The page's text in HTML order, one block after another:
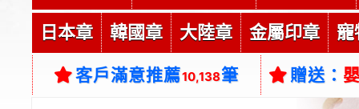
日本章 韓國章 大陸章 金屬印章 寵
客戶滿意推薦10,138筆 贈送：